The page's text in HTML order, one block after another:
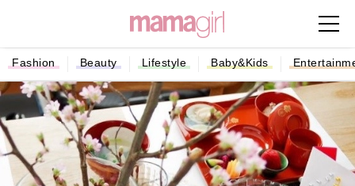
Fashion Beauty Lifestyle Baby&Kids